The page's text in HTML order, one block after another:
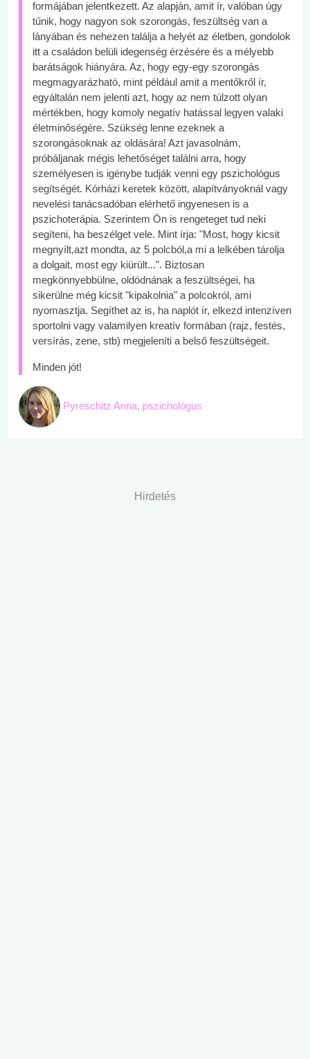
formájában jelentkezett. Az alapján, amit ír, valóban úgy
tűnik, hogy nagyon sok szorongás, feszültség van a
lányában és nehezen találja a helyét az életben, gondolok
itt a családon belüli idegenség érzésére és a mélyebb
barátságok hiányára. Az, hogy egy-egy szorongás
megmagyarázható, mint például amit a mentőkről ír,
egyáltalán nem jelenti azt, hogy az nem túlzott olyan
mértékben, hogy komoly negatív hatással legyen valaki
életminőségére. Szükség lenne ezeknek a
szorongásoknak az oldására! Azt javasolnám,
próbáljanak mégis lehetőséget találni arra, hogy
személyesen is igénybe tudják venni egy pszichológus
segítségét. Kórházi keretek között, alapítványoknál vagy
nevelési tanácsadóban elérhető ingyenesen is a
pszichoterápia. Szerintem Ön is rengeteget tud neki
segíteni, ha beszélget vele. Mint írja: "Most, hogy kicsit
megnyílt,azt mondta, az 5 polcból,a mi a lelkében tárolja
a dolgait, most egy kiürült...". Biztosan
megkönnyebbülne, oldódnának a feszültségei, ha
sikerülne még kicsit "kipakolnia" a polcokról, ami
nyomasztja. Segíthet az is, ha naplót ír, elkezd intenzíven
sportolni vagy valamilyen kreatív formában (rajz, festés,
versírás, zene, stb) megjeleníti a belső feszültségeit.
Minden jót!
Pyreschitz Anna, pszichológus
Hirdetés